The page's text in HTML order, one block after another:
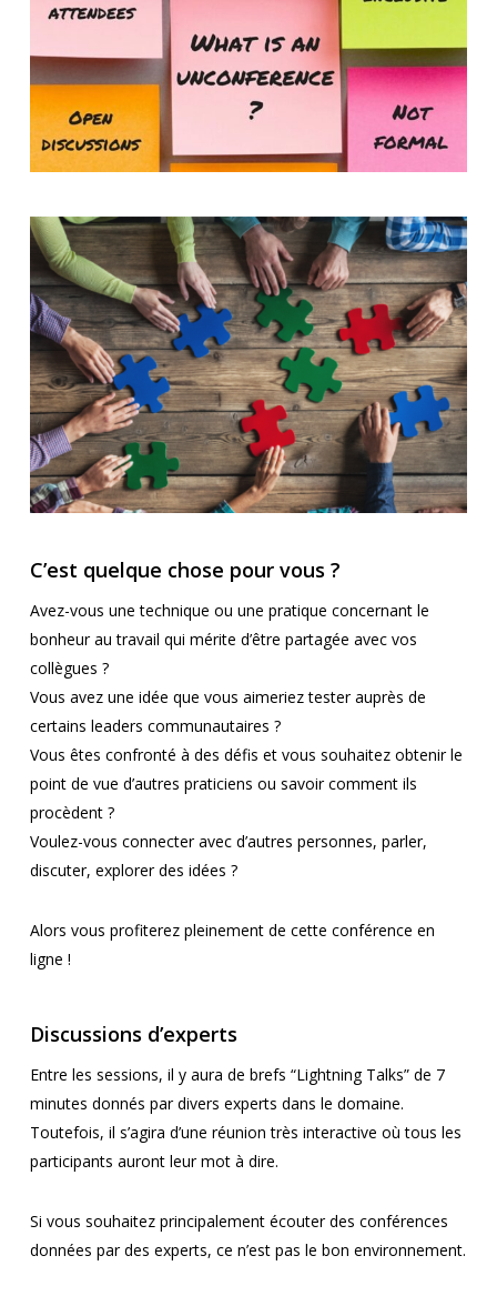
C’est quelque chose pour vous ?
Avez-vous une technique ou une pratique concernant le
bonheur au travail qui mérite d’être partagée avec vos
collègues ?
Vous avez une idée que vous aimeriez tester auprès de
certains leaders communautaires ?
Vous êtes confronté à des défis et vous souhaitez obtenir le
point de vue d’autres praticiens ou savoir comment ils
procèdent ?
Voulez-vous connecter avec d’autres personnes, parler,
discuter, explorer des idées ?
Alors vous profiterez pleinement de cette conférence en
ligne !
Discussions d’experts
Entre les sessions, il y aura de brefs “Lightning Talks” de 7
minutes donnés par divers experts dans le domaine.
Toutefois, il s’agira d’une réunion très interactive où tous les
participants auront leur mot à dire.
Si vous souhaitez principalement écouter des conférences
données par des experts, ce n’est pas le bon environnement.